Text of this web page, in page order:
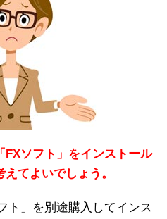
FXソフト」をインストール
てよいでしょう。
ト」を別途購入してインス